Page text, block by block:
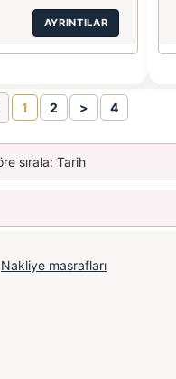
AYRINTILAR
1 2 > 4
Nakliye masrafları